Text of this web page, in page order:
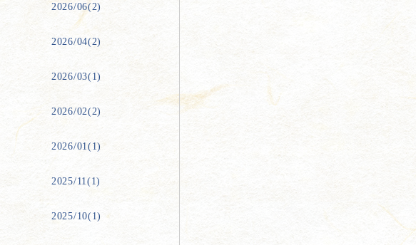
2026/06(2)
2026/04(2)
2026/03(1)
2026/02(2)
2026/01(1)
2025/11(1)
2025/10(1)